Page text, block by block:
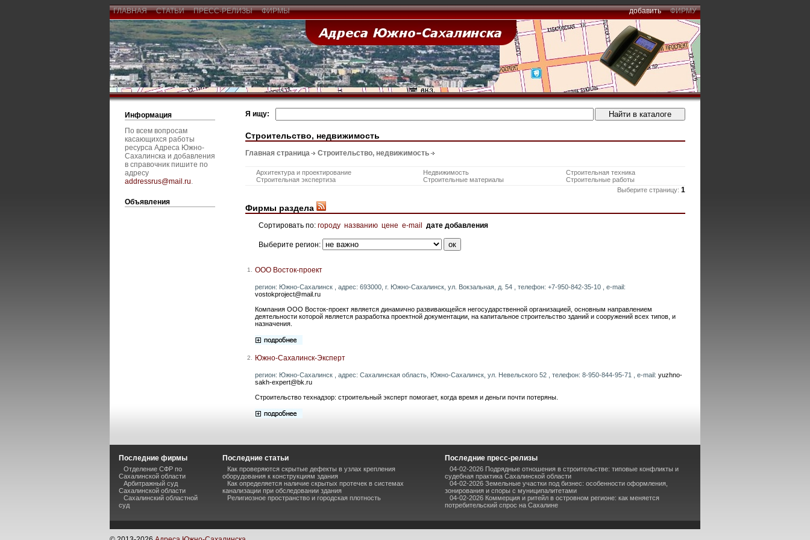
ГЛАВНАЯ СТАТЬИ ПРЕСС-РЕЛИЗЫ ФИРМЫ добавить ФИРМУ
Информация
По всем вопросам
касающихся работы
ресурса Адреса Южно-
Сахалинска и добавления
в справочник пишите по
адресу
addressrus@mail.ru.
Объявления
Я ищу:
Строительство, недвижимость
Главная страница Строительство, недвижимость
Архитектура и проектирование Недвижимость
Строительная техника
Строительная экспертиза
Строительные материалы
Строительные работы
Выберите страницу: 1
Фирмы раздела
Сортировать по: городу названию цене e-mail дате добавления
Выберите регион:
1. ООО Восток-проект
регион: Южно-Сахалинск , адрес: 693000, г. Южно-Сахалинск, ул. Вокзальная, д. 54 , телефон: +7-950-842-35-10 , e-mail:
vostokproject@mail.ru
Компания ООО Восток-проект является динамично развивающейся негосударственной организацией, основным направлением
деятельности которой является разработка проектной документации, на капитальное строительство зданий и сооружений всех типов, и
назначения.
2. Южно-Сахалинск-Эксперт
регион: Южно-Сахалинск , адрес: Сахалинская область, Южно-Сахалинск, ул. Невельского 52 , телефон: 8-950-844-95-71 , e-mail: yuzhno-
sakh-expert@bk.ru
Строительство технадзор: строительный эксперт помогает, когда время и деньги почти потеряны.
Последние фирмы
Отделение СФР по
Сахалинской области
Арбитражный суд
Сахалинской области
Сахалинский областной
суд
Последние статьи
Как проверяются скрытые дефекты в узлах крепления
оборудования к конструкциям здания
Как определяется наличие скрытых протечек в системах
канализации при обследовании здания
Религиозное пространство и городская плотность
Последние пресс-релизы
04-02-2026 Подрядные отношения в строительстве: типовые конфликты и
судебная практика Сахалинской области
04-02-2026 Земельные участки под бизнес: особенности оформления,
зонирования и споры с муниципалитетами
04-02-2026 Коммерция и ритейл в островном регионе: как меняется
потребительский спрос на Сахалине